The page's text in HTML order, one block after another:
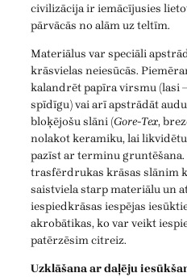
civilizācija ir iemācījusies
pārvācās no alām uz teltīm.
Materiālus var speciāli
krāsvielas neiesūcās.
kalandrēt papīra virsmu (lasi
spīdīgu) vai arī apstrādāt
bloķējošu slāni (Gore-Tex,
nolakot keramiku, lai
pazīst ar terminu
trasfērdrukas krāsas slānim
saistviela starp materiālu un
iespiedkrāsas iespējas
akrobātikas, ko var veikt
patērzēsim citreiz.
Uzklāšana ar daļēju